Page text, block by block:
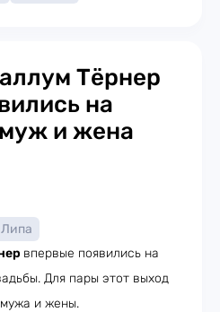
Тёрнер
на
и жена
впервые появились на
Для пары этот выход
и жены.